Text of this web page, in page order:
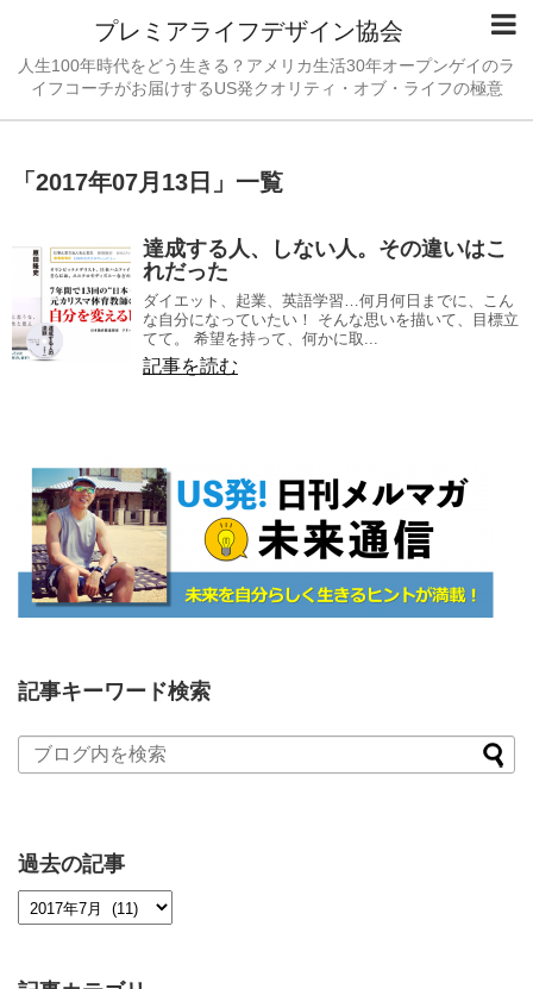
プレミアライフデザイン協会
人生100年時代をどう生きる？アメリカ生活30年オープンゲイのラ
イフコーチがお届けするUS発クオリティ・オブ・ライフの極意
「 2017年07月13日 」 一覧
達成する人、しない人。その違いはこ
れだった
ダイエット、起業、英語学習…何月何日までに、こん
な自分になっていたい！ そんな思いを描いて、目標立
てて。 希望を持って、何かに取...
記事を読む
記事キーワード検索
過去の記事